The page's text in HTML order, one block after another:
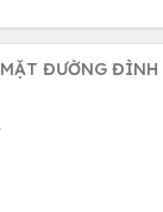
ĐƯỜNG ĐÌNH